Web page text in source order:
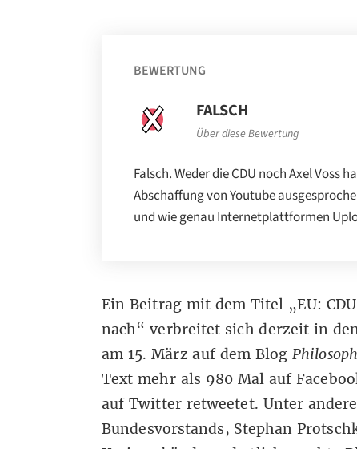
BEWERTUNG
FALSCH
Über diese Bewertung
Falsch. Weder die CDU noch Axel Voss
Abschaffung von Youtube
und wie genau Internetplattformen
Ein Beitrag mit dem Titel „EU:
nach“ verbreitet sich derzeit in
am 15. März auf dem Blog
Text mehr als 980 Mal auf
auf Twitter retweetet. Unter
Bundesvorstands, Stephan